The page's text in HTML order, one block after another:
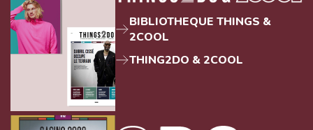
BIBLIOTHEQUE THINGS &
2COOL
THING2DO & 2COOL